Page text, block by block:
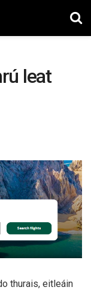
leat
thurais, eitleáin